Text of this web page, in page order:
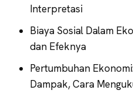
Interpretasi
Biaya Sosial Dalam
dan Efeknya
Pertumbuhan
Dampak, Cara